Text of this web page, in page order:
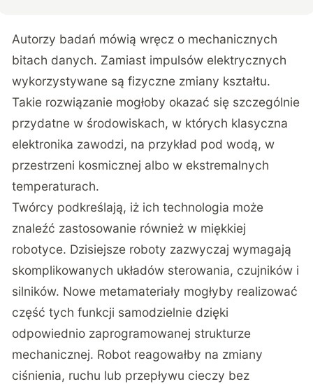
Autorzy badań mówią wręcz o mechanicznych
bitach danych. Zamiast impulsów elektrycznych
wykorzystywane są fizyczne zmiany kształtu.
Takie rozwiązanie mogłoby okazać się szczególnie
przydatne w środowiskach, w których klasyczna
elektronika zawodzi, na przykład pod wodą, w
przestrzeni kosmicznej albo w ekstremalnych
temperaturach.
Twórcy podkreślają, iż ich technologia może
znaleźć zastosowanie również w miękkiej
robotyce. Dzisiejsze roboty zazwyczaj wymagają
skomplikowanych układów sterowania, czujników i
silników. Nowe metamateriały mogłyby realizować
część tych funkcji samodzielnie dzięki
odpowiednio zaprogramowanej strukturze
mechanicznej. Robot reagowałby na zmiany
ciśnienia, ruchu lub przepływu cieczy bez